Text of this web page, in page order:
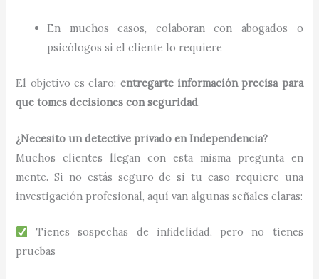
En muchos casos, colaboran con abogados o
psicólogos si el cliente lo requiere
El objetivo es claro: entregarte información precisa para
que tomes decisiones con seguridad.
¿Necesito un detective privado en Independencia?
Muchos clientes llegan con esta misma pregunta en
mente. Si no estás seguro de si tu caso requiere una
investigación profesional, aquí van algunas señales claras:
Tienes sospechas de infidelidad, pero no tienes
pruebas